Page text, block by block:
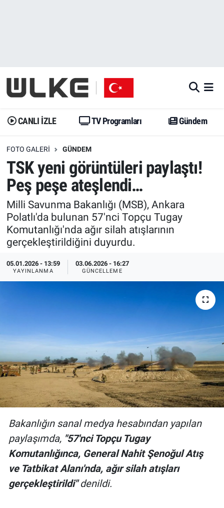
CANLI İZLE TV Programları Gündem
FOTO GALERI GÜNDEM
TSK yeni görüntüleri paylaştı!
Peş peşe ateşlendi…
Milli Savunma Bakanlığı (MSB), Ankara
Polatlı'da bulunan 57'nci Topçu Tugay
Komutanlığı'nda ağır silah atışlarının
gerçekleştirildiğini duyurdu.
05.01.2026 - 13:59
YAYINLANMA
03.06.2026 - 16:27
GÜNCELLEME
Bakanlığın sanal medya hesabından yapılan
paylaşımda, "57'nci Topçu Tugay
Komutanlığınca, General Nahit Şenoğul Atış
ve Tatbikat Alanı'nda, ağır silah atışları
gerçekleştirildi"denildi.
Gündem
Dünya
Erişim Bilgileri
Ekonomi
Trend
Özel Haberler
Yazarlar
Gündem
Trend
Erişim Bilgileri
Spor
Ekonomi
Dünya
Medya
Erişim Bilgileri
Sağlık
Teknoloji
Ramazan
İstanbul Namaz Vakitleri
Trafik Durumu
Erişim Bilgileri
Tüm Manşetler
Son Dakika Haberleri
Haber Arşivi